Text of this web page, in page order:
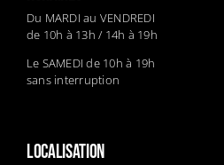
Du MARDI au VENDREDI
de 10h à 13h / 14h à 19h
Le SAMEDI de 10h à 19h
sans interruption
LOCALISATION